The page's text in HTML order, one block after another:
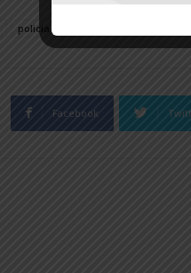
policia civil
Facebook